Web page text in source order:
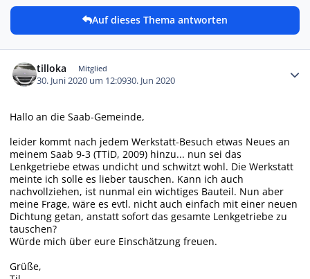
Auf dieses Thema antworten
tilloka Mitglied
30. Juni 2020 um 12:0930. Jun 2020
Hallo an die Saab-Gemeinde,
leider kommt nach jedem Werkstatt-Besuch etwas Neues an
meinem Saab 9-3 (TTiD, 2009) hinzu... nun sei das
Lenkgetriebe etwas undicht und schwitzt wohl. Die Werkstatt
meinte ich solle es lieber tauschen. Kann ich auch
nachvollziehen, ist nunmal ein wichtiges Bauteil. Nun aber
meine Frage, wäre es evtl. nicht auch einfach mit einer neuen
Dichtung getan, anstatt sofort das gesamte Lenkgetriebe zu
tauschen?
Würde mich über eure Einschätzung freuen.
Grüße,